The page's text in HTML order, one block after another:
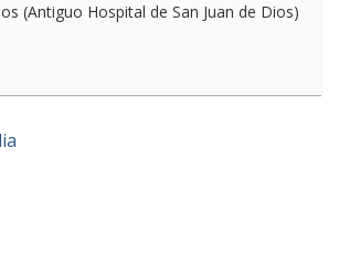
(Antiguo Hospital de San Juan de Dios)